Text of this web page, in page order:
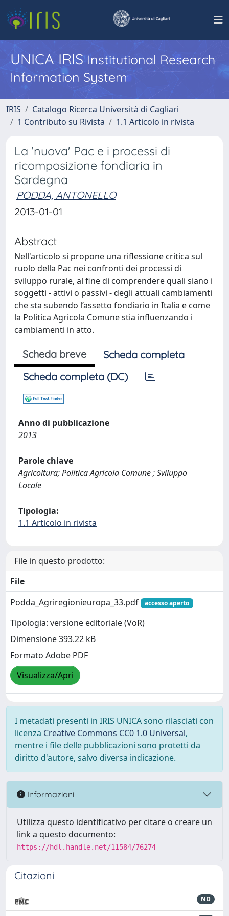
UNICA IRISInstitutional Research
Information System
IRIS
Catalogo Ricerca Università di Cagliari
1 Contributo su Rivista
1.1 Articolo in rivista
La 'nuova' Pac e i processi di
ricomposizione fondiaria in
Sardegna
PODDA, ANTONELLO
2013-01-01
Abstract
Nell'articolo si propone una riflessione critica sul
ruolo della Pac nei confronti dei processi di
sviluppo rurale, al fine di comprendere quali siano i
soggetti - attivi o passivi - degli attuali cambiamenti
che sta subendo l’assetto fondiario in Italia e come
la Politica Agricola Comune stia influenzando i
cambiamenti in atto.
Scheda breve
Scheda completa
Scheda completa (DC)
Anno di pubblicazione
2013
Parole chiave
Agricoltura; Politica Agricola Comune ; Sviluppo
Locale
Tipologia:
1.1 Articolo in rivista
File in questo prodotto:
File
Podda_Agriregionieuropa_33.pdf
accesso aperto
Tipologia: versione editoriale (VoR)
Dimensione 393.22 kB
Formato Adobe PDF
Visualizza/Apri
I metadati presenti in IRIS UNICA sono rilasciati con
licenza Creative Commons CC0 1.0 Universal,
mentre i file delle pubblicazioni sono protetti da
diritto d'autore, salvo diversa indicazione.
Informazioni
Utilizza questo identificativo per citare o creare un
link a questo documento:
https://hdl.handle.net/11584/76274
Citazioni
ND